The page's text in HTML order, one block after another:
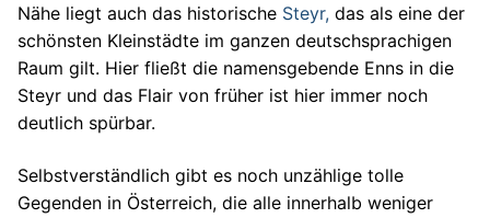
Nähe liegt auch das historische Steyr, das als eine der
schönsten Kleinstädte im ganzen deutschsprachigen
Raum gilt. Hier fließt die namensgebende Enns in die
Steyr und das Flair von früher ist hier immer noch
deutlich spürbar.
Selbstverständlich gibt es noch unzählige tolle
Gegenden in Österreich, die alle innerhalb weniger